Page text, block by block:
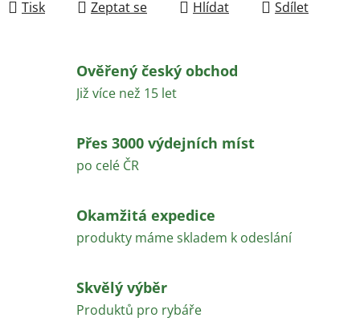
Tisk Zeptat se Hlídat Sdílet
Ověřený český obchod
Již více než 15 let
Přes 3000 výdejních míst
po celé ČR
Okamžitá expedice
produkty máme skladem k odeslání
Skvělý výběr
Produktů pro rybáře